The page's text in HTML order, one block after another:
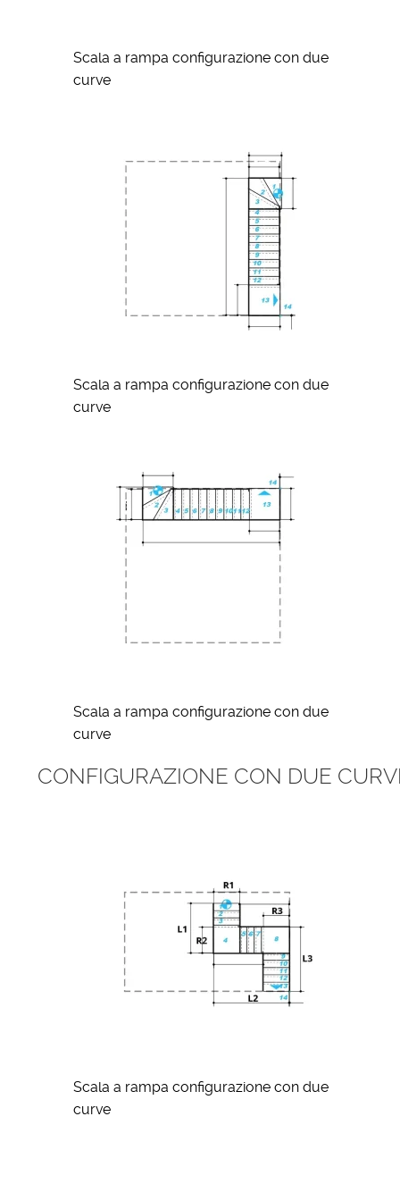
Scala a rampa configurazione con due
curve
Scala a rampa configurazione con due
curve
Scala a rampa configurazione con due
curve
CONFIGURAZIONE CON DUE
Scala a rampa configurazione con due
curve